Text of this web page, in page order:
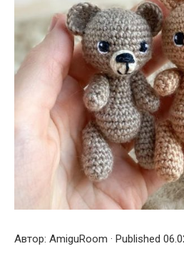
Автор: AmiguRoom · Published